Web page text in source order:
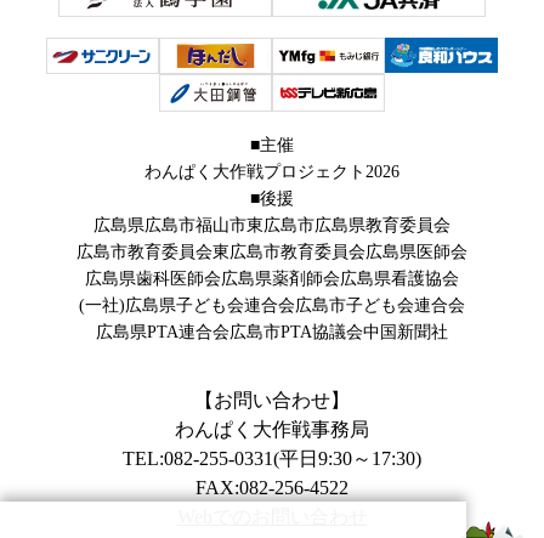
■主催
わんぱく大作戦プロジェクト2026
■後援
広島県広島市福山市東広島市広島県教育委員会
広島市教育委員会東広島市教育委員会広島県医師会
広島県歯科医師会広島県薬剤師会広島県看護協会
(一社)広島県子ども会連合会広島市子ども会連合会
広島県PTA連合会広島市PTA協議会中国新聞社
【お問い合わせ】
わんぱく大作戦事務局
TEL:082-255-0331(平日9:30～17:30)
FAX:082-256-4522